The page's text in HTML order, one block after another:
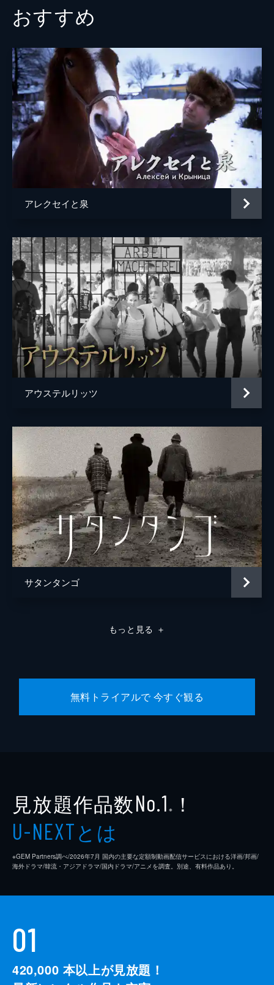
おすすめ
アレクセイと泉
アウステルリッツ
サタンタンゴ
もっと見る ＋
無料トライアルで 今すぐ観る
見放題作品数No.1 ※ ！
U-NEXTとは
※GEM Partners調べ/2026年7⽉ 国内の主要な定額制動画配信サービスにおける洋画/邦画/
海外ドラマ/韓流・アジアドラマ/国内ドラマ/アニメを調査。別途、有料作品あり。
01
420,000 本以上が見放題！